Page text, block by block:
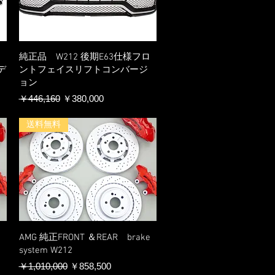
純正品 W212 後期E63仕様フロ
ントフェイスリフトコンバージ
ョン
通常価格
￥446,160 セール価格
￥380,000
送料無料
AMG 純正FRONT ＆REAR brake
system W212
通常価格
￥1,010,000 セール価格
￥858,500